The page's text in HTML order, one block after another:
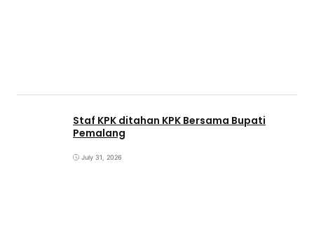
Staf KPK ditahan KPK Bersama Bupati
Pemalang
July 31, 2026